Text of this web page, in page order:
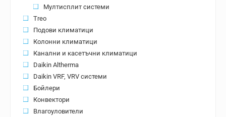
Мултисплит системи
Treo
Подови климатици
Колонни климатици
Канални и касетъчни климатици
Daikin Altherma
Daikin VRF, VRV системи
Бойлери
Конвектори
Влагоуловители